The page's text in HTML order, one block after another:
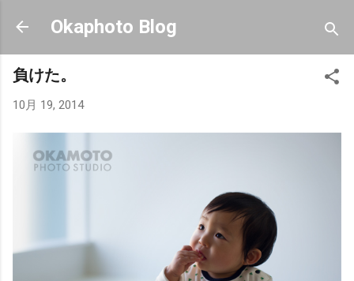
スキップしてメイン コンテンツに移動
Okaphoto Blog
負けた。
10月 19, 2014